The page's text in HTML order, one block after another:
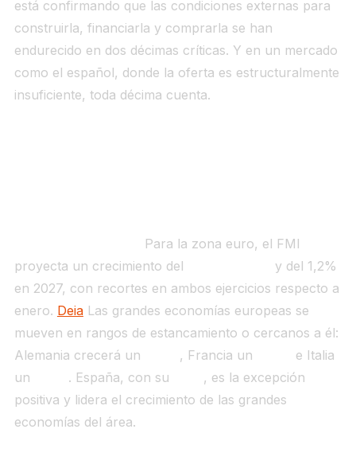
está confirmando que las condiciones externas para
construirla, financiarla y comprarla se han
endurecido en dos décimas críticas. Y en un mercado
como el español, donde la oferta es estructuralmente
insuficiente, toda décima cuenta.
Para la zona euro, el FMI
proyecta un crecimiento del
y del 1,2%
en 2027, con recortes en ambos ejercicios respecto a
enero. DeiaLas grandes economías europeas se
mueven en rangos de estancamiento o cercanos a él:
Alemania crecerá un
, Francia un
e Italia
un
. España, con su
, es la excepción
positiva y lidera el crecimiento de las grandes
economías del área.